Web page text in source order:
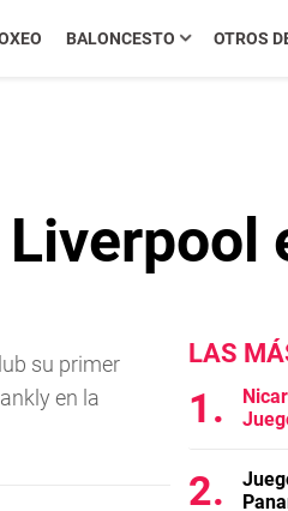
BALONCESTO OTROS
su primer
en la
LAS